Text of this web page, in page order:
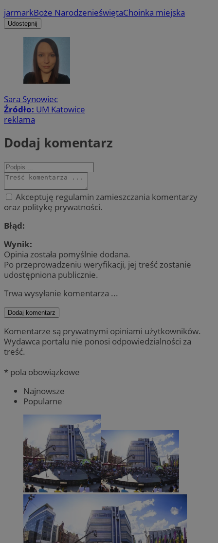
jarmarkBoże NarodzenieświętaChoinka miejska
Udostępnij
Sara Synowiec
Źródło: UM Katowice
reklama
Dodaj komentarz
Akceptuję regulamin zamieszczania komentarzy
oraz politykę prywatności.
Błąd:
Wynik:
Opinia została pomyślnie dodana.
Po przeprowadzeniu weryfikacji, jej treść zostanie
udostępniona publicznie.
Trwa wysyłanie komentarza ...
Dodaj komentarz
Komentarze są prywatnymi opiniami użytkowników.
Wydawca portalu nie ponosi odpowiedzialności za
treść.
* pola obowiązkowe
Najnowsze
Popularne